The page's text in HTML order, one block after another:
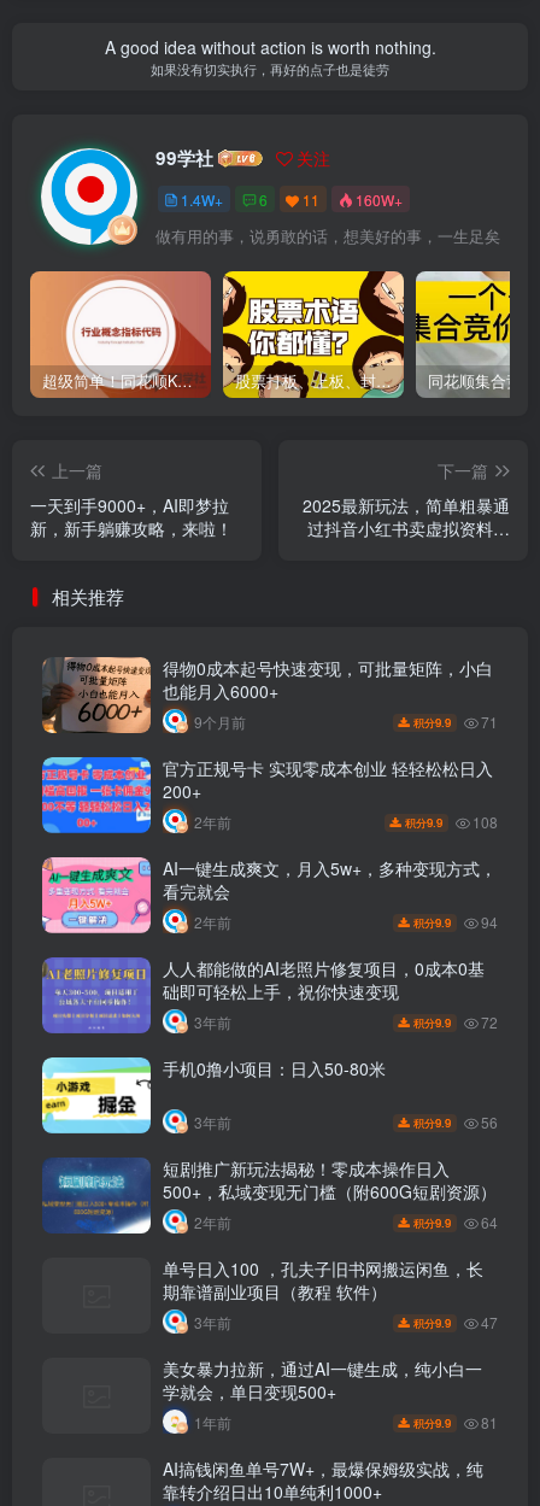
A good idea without action is worth nothing.
如果没有切实执行，再好的点子也是徒劳
99学社 关注
1.4W+ 6 11 160W+
做有用的事，说勇敢的话，想美好的事，一生足矣
超级简单！同花顺K线界面显示行业概念指标代码图解 股票打板、上板、封板、翘板、炸板是什么意思？炒股你必须懂的暗语！
上一篇
一天到手9000+，AI即梦拉
新，新手躺赚攻略，来啦！
下一篇
2025最新玩法，简单粗暴通
过抖音小红书卖虚拟资料日
相关推荐
得物0成本起号快速变现，可批量矩阵，小白
也能月入6000+
9个月前 积分9.9 71
官方正规号卡 实现零成本创业 轻轻松松日入
200+
2年前 积分9.9 108
AI一键生成爽文，月入5w+，多种变现方式，
看完就会
2年前 积分9.9 94
人人都能做的AI老照片修复项目，0成本0基
础即可轻松上手，祝你快速变现
3年前 积分9.9 72
手机0撸小项目：日入50-80米
3年前 积分9.9 56
短剧推广新玩法揭秘！零成本操作日入
500+，私域变现无门槛（附600G短剧资源）
2年前 积分9.9 64
单号日入100 ，孔夫子旧书网搬运闲鱼，长
期靠谱副业项目（教程 软件）
3年前 积分9.9 47
美女暴力拉新，通过AI一键生成，纯小白一
学就会，单日变现500+
1年前 积分9.9 81
AI搞钱闲鱼单号7W+，最爆保姆级实战，纯
靠转介绍日出10单纯利1000+